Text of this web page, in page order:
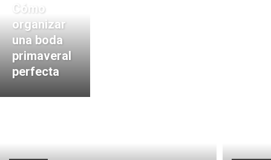
Cómo
organizar
una boda
primaveral
perfecta